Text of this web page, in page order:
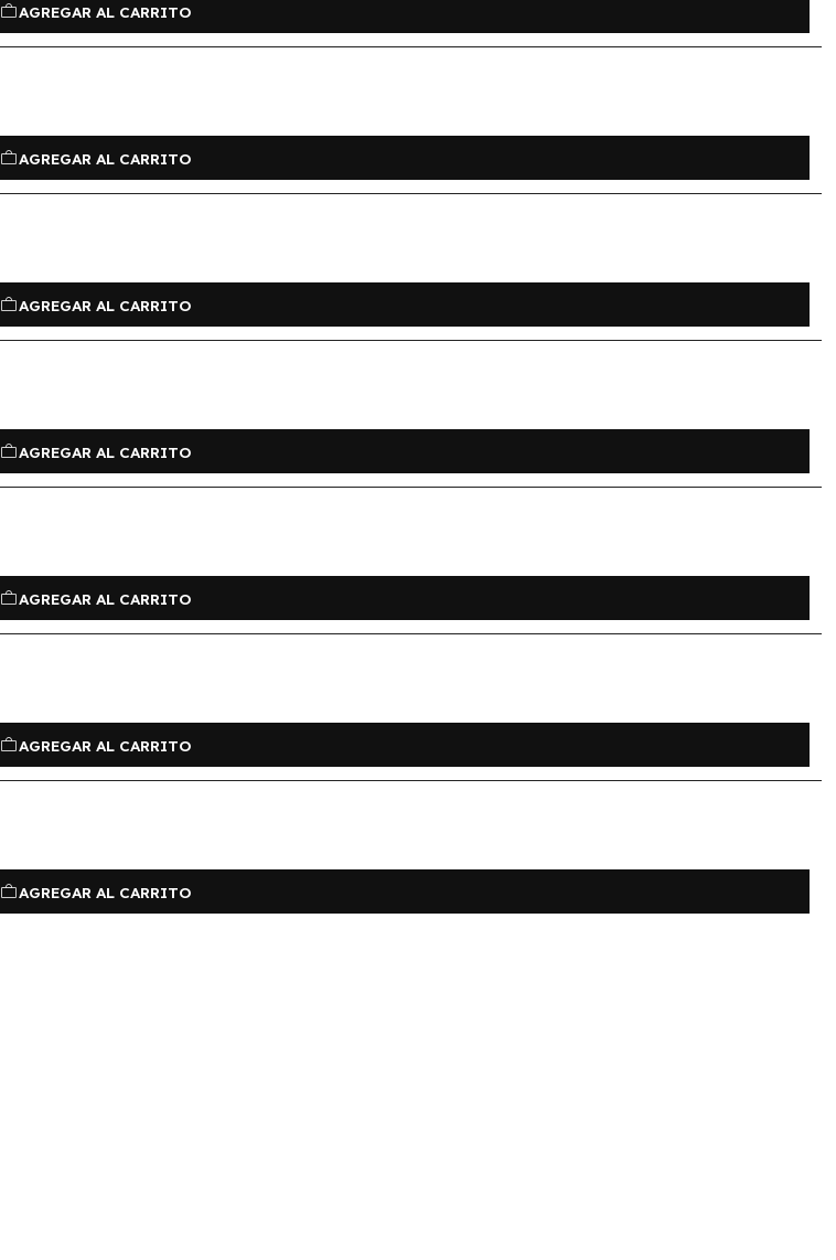
AGREGAR AL CARRITO
AGREGAR AL CARRITO
AGREGAR AL CARRITO
AGREGAR AL CARRITO
AGREGAR AL CARRITO
AGREGAR AL CARRITO
AGREGAR AL CARRITO